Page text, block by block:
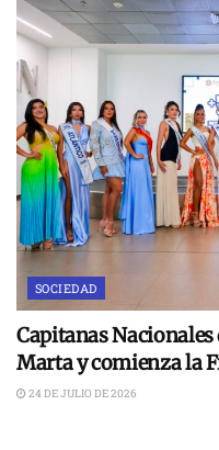
SOCIEDAD
Capitanas
Marta y comienza la
24 DE JULIO DE 2026